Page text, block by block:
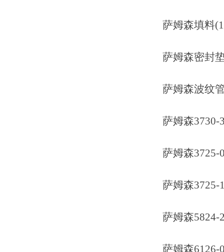
萨姆森填料
萨姆森密封垫
萨姆森波纹管
萨姆森3730-
萨姆森3725-
萨姆森3725-
萨姆森5824-
萨姆森6126-